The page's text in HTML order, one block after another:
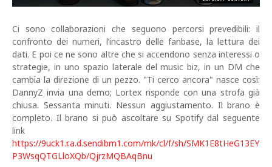
Ci sono collaborazioni che seguono percorsi prevedibili: il
confronto dei numeri, l’incastro delle fanbase, la lettura dei
dati. E poi ce ne sono altre che si accendono senza interessi o
strategie, in uno spazio laterale del music biz, in un DM che
cambia la direzione di un pezzo. "Ti cerco ancora" nasce così:
DannyZ invia una demo; Lortex risponde con una strofa già
chiusa. Sessanta minuti. Nessun aggiustamento. Il brano è
completo. Il brano si può ascoltare su Spotify dal seguente
link
https://9uck1.r.a.d.sendibm1.com/mk/cl/f/sh/SMK1E8tHeG13EY
P3WsqQTGLloXQb/QjrzMQBAqBnu